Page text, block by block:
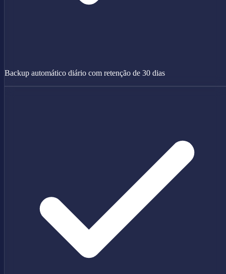
Backup automático diário com retenção de 30 dias